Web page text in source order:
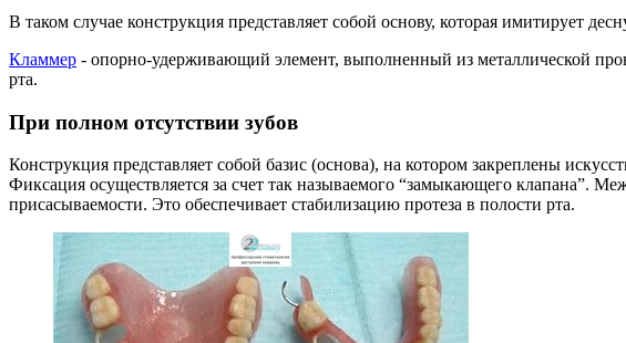
В таком случае конструкция представляет собой основу, которая имитирует
Кламмер - опорно-удерживающий элемент, выполненный из металлической
рта.
При полном отсутствии зубов
Конструкция представляет собой базис (основа), на котором закреплены
Фиксация осуществляется за счет так называемого “замыкающего клапана”.
присасываемости. Это обеспечивает стабилизацию протеза в полости рта.